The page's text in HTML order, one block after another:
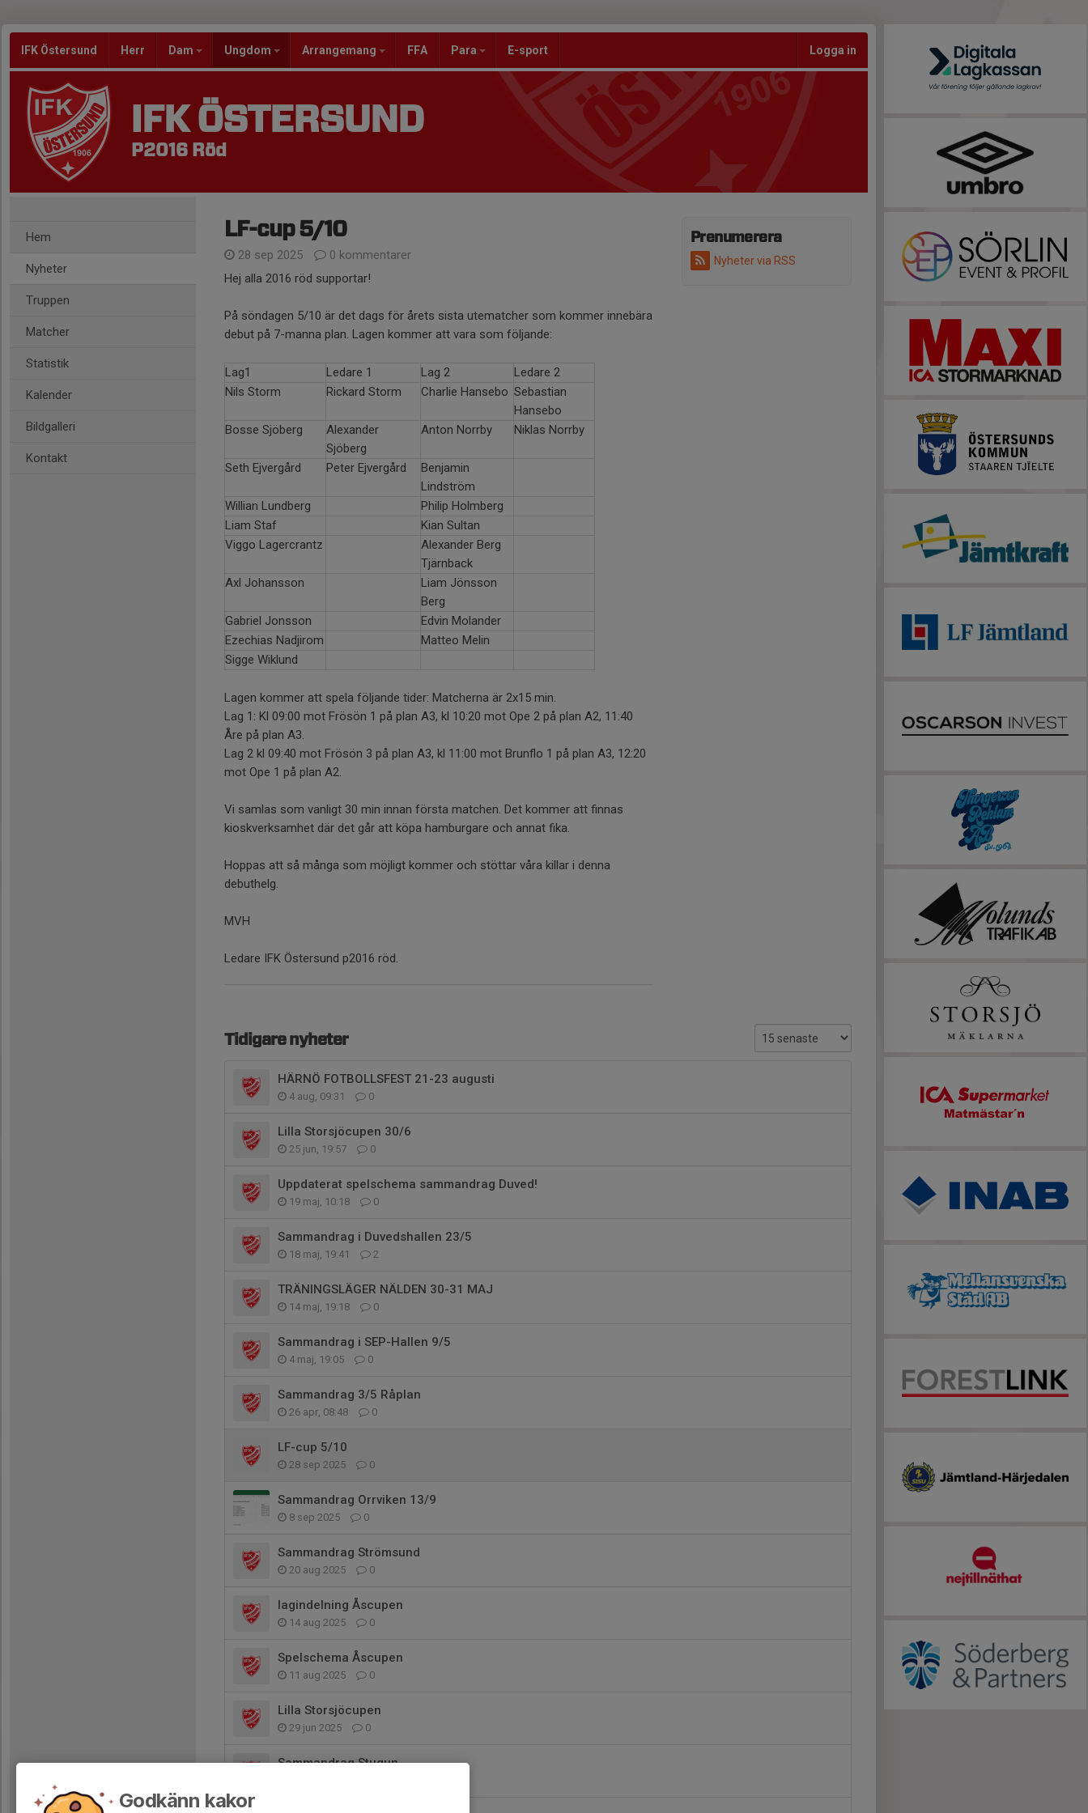
IFK Östersund Herr Dam Ungdom Arrangemang FFA Para E-sport Logga in
IFK ÖSTERSUND
P2016 Röd
Hem
Nyheter
Truppen
Matcher
Statistik
Kalender
Bildgalleri
Kontakt
Prenumerera
Nyheter via RSS
LF-cup 5/10
28 sep 2025
0 kommentarer
Hej alla 2016 röd supportar!
På söndagen 5/10 är det dags för årets sista utematcher som kommer innebära
debut på 7-manna plan. Lagen kommer att vara som följande:
Lag1 Ledare 1 Lag 2
Ledare 2
Nils Storm
Rickard Storm Charlie Hansebo Sebastian
Hansebo
Bosse Sjöberg
Alexander
Sjöberg
Anton Norrby Niklas Norrby
Seth Ejvergård Peter Ejvergård
Benjamin
Lindström
Willian Lundberg
Philip Holmberg
Liam Staf
Kian Sultan
Viggo Lagercrantz
Alexander Berg
Tjärnback
Axl Johansson
Liam Jönsson
Berg
Gabriel Jonsson
Edvin Molander
Ezechias Nadjirom
Matteo Melin
Sigge Wiklund
Lagen kommer att spela följande tider: Matcherna är 2x15 min.
Lag 1: Kl 09:00 mot Frösön 1 på plan A3, kl 10:20 mot Ope 2 på plan A2, 11:40
Åre på plan A3.
Lag 2 kl 09:40 mot Frösön 3 på plan A3, kl 11:00 mot Brunflo 1 på plan A3, 12:20
mot Ope 1 på plan A2.
Vi samlas som vanligt 30 min innan första matchen. Det kommer att finnas
kioskverksamhet där det går att köpa hamburgare och annat fika.
Hoppas att så många som möjligt kommer och stöttar våra killar i denna
debuthelg.
MVH
Ledare IFK Östersund p2016 röd.
Tidigare nyheter
HÄRNÖ FOTBOLLSFEST 21-23 augusti
4 aug, 09:31 0
Lilla Storsjöcupen 30/6
25 jun, 19:57 0
Uppdaterat spelschema sammandrag Duved!
19 maj, 10:18 0
Sammandrag i Duvedshallen 23/5
18 maj, 19:41 2
TRÄNINGSLÄGER NÄLDEN 30-31 MAJ
14 maj, 19:18 0
Sammandrag i SEP-Hallen 9/5
4 maj, 19:05 0
Sammandrag 3/5 Råplan
26 apr, 08:48 0
LF-cup 5/10
28 sep 2025 0
Sammandrag Orrviken 13/9
8 sep 2025 0
Sammandrag Strömsund
20 aug 2025 0
lagindelning Åscupen
14 aug 2025 0
Spelschema Åscupen
11 aug 2025 0
Lilla Storsjöcupen
29 jun 2025 0
Sammandrag Stugun
Godkänn kakor